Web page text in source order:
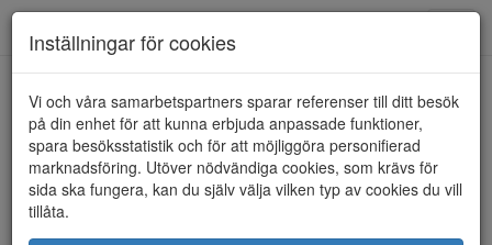
HEM RIEKER
Inställningar för cookies
Vi och våra samarbetspartners sparar referenser till ditt besök
på din enhet för att kunna erbjuda anpassade funktioner,
spara besöksstatistik och för att möjliggöra personifierad
marknadsföring. Utöver nödvändiga cookies, som krävs för
sida ska fungera, kan du själv välja vilken typ av cookies du vill
tillåta.